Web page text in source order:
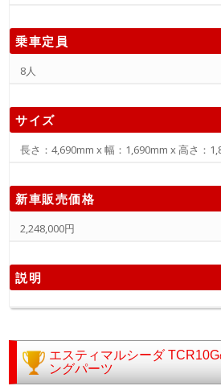
乗車定員
8人
サイズ
長さ：4,690mm x 幅：1,690mm x 高さ：
新車販売価格
2,248,000円
説明
エスティマルシーダ
ングパーツ